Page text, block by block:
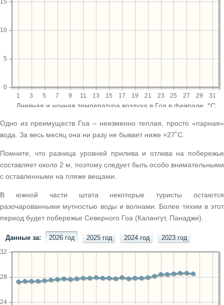
Одно из преимуществ Гоа – неизменно теплая, просто «парная»
вода. За весь месяц она ни разу не бывает ниже +27˚С.
Помните, что разница уровней прилива и отлива на побережье
составляет около 2 м, поэтому следует быть особо внимательными
с оставленными на пляже вещами.
В южной части штата некоторые туристы остаются
разочарованными мутностью воды и волнами. Более тихим в этот
период будет побережье Северного Гоа (Калангут, Панаджи).